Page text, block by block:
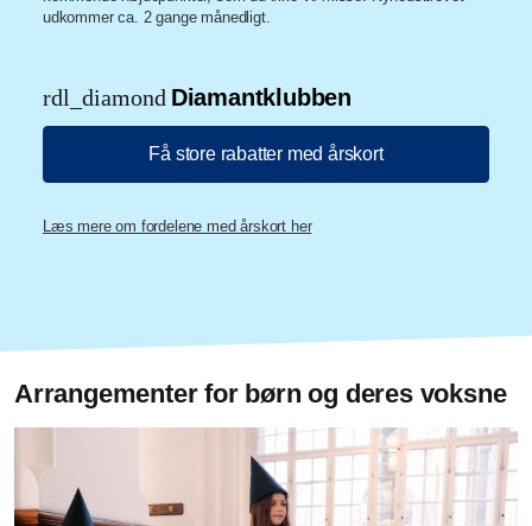
udkommer ca. 2 gange månedligt.
rdl_diamond Diamantklubben
Få store rabatter med årskort
Læs mere om fordelene med årskort her
Arrangementer for børn og deres voksne